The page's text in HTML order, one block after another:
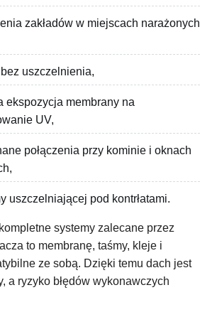
zakładów w miejscach narażonych
uszczelnienia,
ekspozycja membrany na
UV,
połączenia przy kominie i oknach
uszczelniającej pod kontrłatami.
systemy zalecane przez
to membranę, taśmy, kleje i
ze sobą. Dzięki temu dach jest
a ryzyko błędów wykonawczych